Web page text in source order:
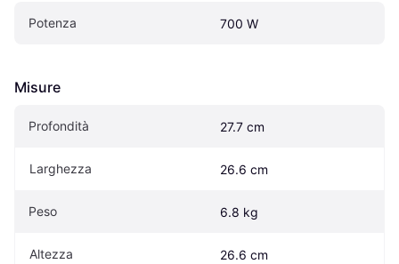
Potenza 700 W
Misure
Profondità 27.7 cm
Larghezza 26.6 cm
Peso 6.8 kg
Altezza 26.6 cm